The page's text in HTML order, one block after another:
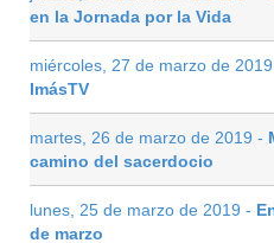
en la Jornada por la Vida
miércoles, 27 de marzo de
ImásTV
martes, 26 de marzo de 2019 -
camino del sacerdocio
lunes, 25 de marzo de 2019 -
de marzo